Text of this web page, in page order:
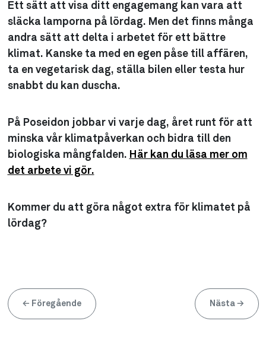
Ett sätt att visa ditt engagemang kan vara att
släcka lamporna på lördag. Men det finns många
andra sätt att delta i arbetet för ett bättre
klimat. Kanske ta med en egen påse till affären,
ta en vegetarisk dag, ställa bilen eller testa hur
snabbt du kan duscha.
På Poseidon jobbar vi varje dag, året runt för att
minska vår klimatpåverkan och bidra till den
biologiska mångfalden. Här kan du läsa mer om
det arbete vi gör.
Kommer du att göra något extra för klimatet på
lördag?
← Föregående Nästa →